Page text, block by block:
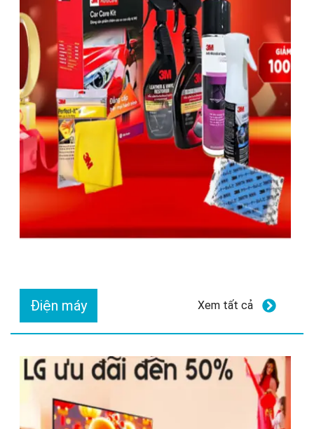
Điện máy Xem tất cả